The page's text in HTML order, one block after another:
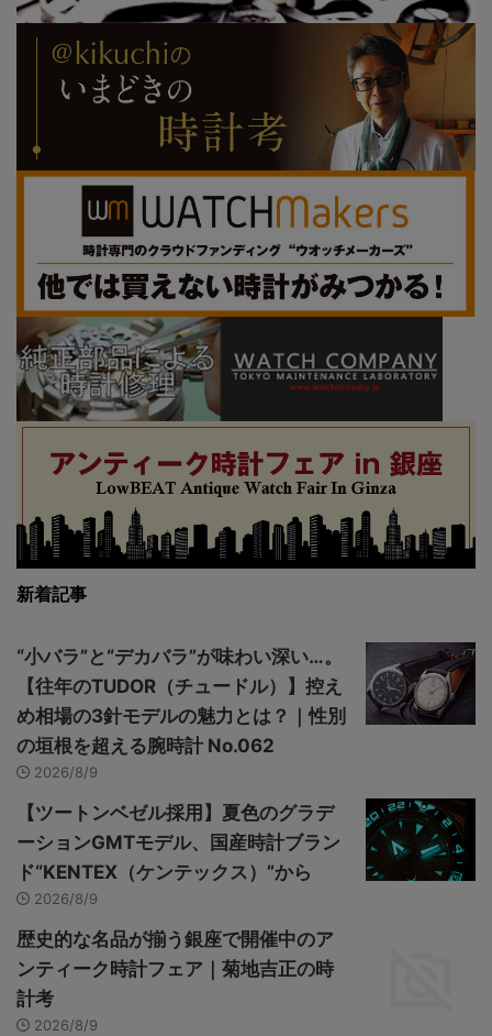
新着記事
“小バラ”と“デカバラ”が味わい深い…。
【往年のTUDOR（チュードル）】控え
め相場の3針モデルの魅力とは？｜性別
の垣根を超える腕時計 No.062
2026/8/9
【ツートンベゼル採用】夏色のグラデ
ーションGMTモデル、国産時計ブラン
ド“KENTEX（ケンテックス）”から
2026/8/9
歴史的な名品が揃う銀座で開催中のア
ンティーク時計フェア｜菊地吉正の時
計考
2026/8/9